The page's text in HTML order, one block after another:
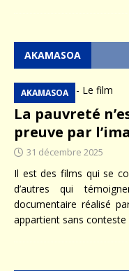
AKAMASOA
La pauvreté
preuve par
AKAMASOA
31 décembre 2025
Il est des films qui se
d’autres qui
documentaire réalisé
appartient sans